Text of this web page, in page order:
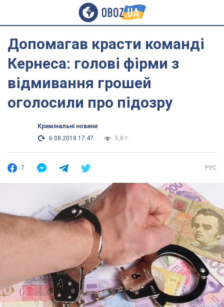
Допомагав красти команді
Кернеса: голові фірми з
відмивання грошей
оголосили про підозру
Кримінальні новини
6.08.2018 17:47
5,8 т.
7 РУС